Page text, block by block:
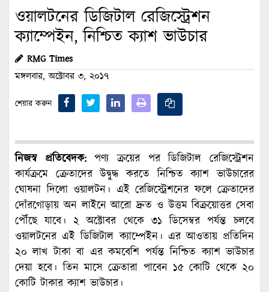
ওয়ালটনের ডিজিটাল রেজিস্ট্রেশন
ক্যাম্পেইন, নিশ্চিত ক্যাশ ভাউচার
RMG Times
মঙ্গলবার, অক্টোবর ৩, ২০১৭
শেয়ার করুন
নিজস্ব প্রতিবেদক:পণ্য ক্রয়ের পর ডিজিটাল রেজিস্ট্রেশন
কার্যক্রমে ক্রেতাদের উদ্বুদ্ধ করতে নিশ্চিত ক্যাশ ভাউচারের
ঘোষনা দিলো ওয়ালটন। এই রেজিস্ট্রেশনের ফলে ক্রেতাদের
দোঁরগোড়ায় অন লাইনে আরো দ্রুত ও উত্তম বিক্রয়োত্তর সেবা
পৌঁছে যাবে। ২ অক্টোবর থেকে ৩১ ডিসেম্বর পর্যন্ত চলবে
ওয়ালটনের এই ডিজিটাল ক্যাম্পেইন। এর আওতায় প্রতিদিন
২০ লাখ টাকা বা এর কমবেশি পর্যন্ত নিশ্চিত ক্যাশ ভাউচার
দেয়া হবে। তিন মাসে ক্রেতারা পাবেন ১৫ কোটি থেকে ২০
কোটি টাকার ক্যাশ ভাউচার।